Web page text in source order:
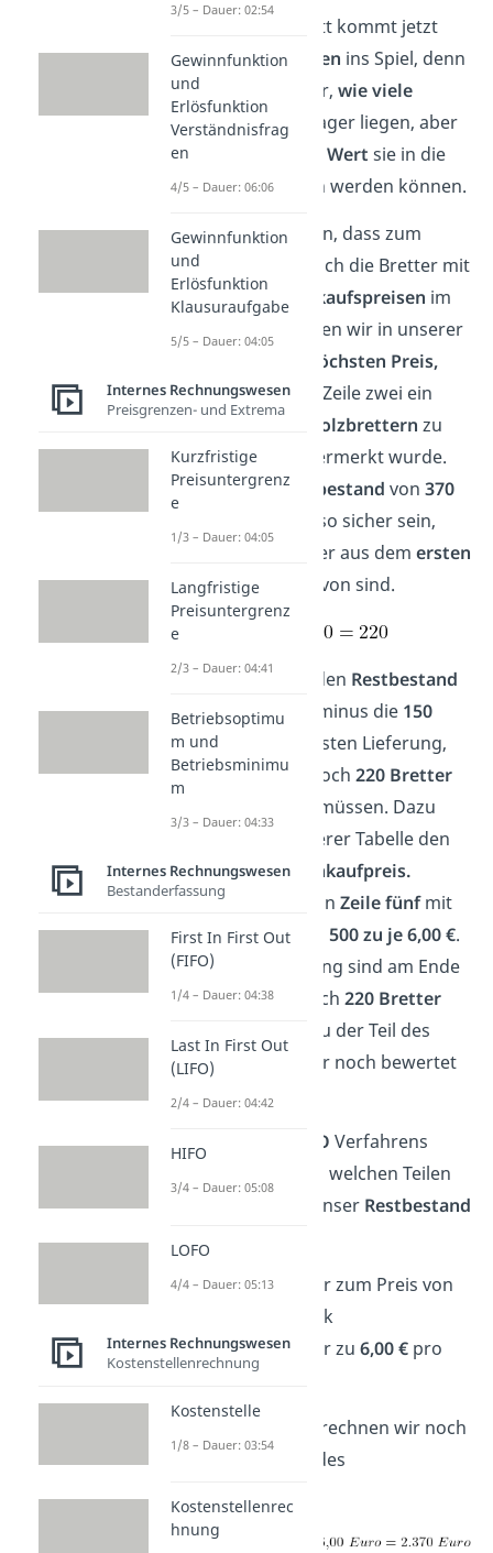
Im nächsten Schritt kommt jetzt
dasLOFO Verfahren ins Spiel, denn
bis jetzt ist nur klar, wie viele
Bretternoch im Lager liegen, aber
nicht mit welchem Wert sie in die
Bilanz eingetragen werden können.
Wir wissen ja schon, dass zum
Jahresende
nur noch die Bretter mit
denhöchsten Einkaufspreisen im
Lager liegen. Suchen wir in unserer
höchsten Preis,
sehen wir, dass in Zeile zwei ein
150 Holzbrettern zu
7,00€pro Stück vermerkt wurde.
Bei unseremRestbestand von 370
können wir uns also sicher sein,
Bretter aus dem ersten
Zugang ein Teil davon sind.
Rechnen wir nun den Restbestand
von370 Brettern minus die 150
Bretter
aus der ersten Lieferung,
wissen wir, dass noch 220 Bretter
bewertet werden müssen. Dazu
suchen wir in unserer Tabelle den
zweithöchsten Einkaufpreis.
Diesen finden wir in Zeile fünfmit
einem Zugang von 500 zu je 6,00 €.
Von dieser Lieferung sind am Ende
des Jahres also noch 220 Bretter
übrig – eben genau der Teil des
Restbestandes, der noch bewertet
werden musste.
LOFO Verfahrens
wissen wir also, zu welchen Teilen
und Preisen sich unser Restbestand
150Holzbretter zum Preis von
pro Stück
220Holzbretter zu 6,00 €pro
Zum Abschluss berechnen wir noch
den
des
3/5 – Dauer: 02:54
Gewinnfunktion
und
Erlösfunktion
Verständnisfrag
en
4/5 – Dauer: 06:06
Gewinnfunktion
und
Erlösfunktion
Klausuraufgabe
5/5 – Dauer: 04:05
Internes Rechnungswesen
Preisgrenzen- und Extrema
Kurzfristige
Preisuntergrenz
e
1/3 – Dauer: 04:05
Langfristige
Preisuntergrenz
e
2/3 – Dauer: 04:41
Betriebsoptimu
m und
Betriebsminimu
m
3/3 – Dauer: 04:33
Internes Rechnungswesen
Bestanderfassung
First In First Out
(FIFO)
1/4 – Dauer: 04:38
Last In First Out
(LIFO)
2/4 – Dauer: 04:42
HIFO
3/4 – Dauer: 05:08
LOFO
4/4 – Dauer: 05:13
Internes Rechnungswesen
Kostenstellenrechnung
Kostenstelle
1/8 – Dauer: 03:54
Kostenstellenrec
hnung